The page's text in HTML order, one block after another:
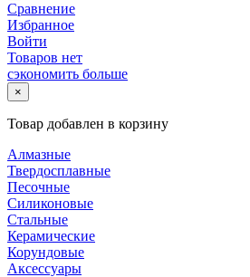
Сравнение
Избранное
Войти
Товаров нет
сэкономить больше
×
Товар добавлен в корзину
Алмазные
Твердосплавные
Песочные
Силиконовые
Стальные
Керамические
Корундовые
Аксессуары